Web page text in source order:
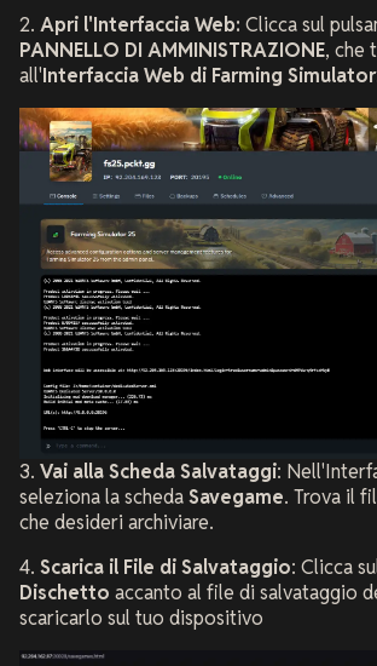
2. Apri l'Interfaccia Web: Clicca sul
PANNELLO DI AMMINISTRAZIONE, che
all'Interfaccia Web di Farming Simulator
3. Vai alla Scheda Salvataggi:
seleziona la schedaSavegame. Trova il
che desideri archiviare.
4. Scarica il File di Salvataggio: Clicca
Dischetto accanto al file di salvataggio
scaricarlo sul tuo dispositivo